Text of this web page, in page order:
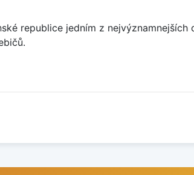
republice jedním z nejvýznamnejších